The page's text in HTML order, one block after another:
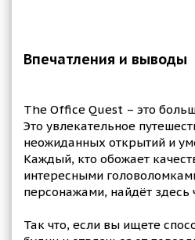
Впечатления и выводы
The Office Quest – это
Это увлекательное
неожиданных открытий и
Каждый, кто обожает
интересными
персонажами, найдёт здесь
Так что, если вы ищете